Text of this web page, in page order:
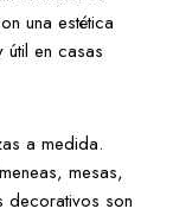
una estética
útil en casas
a medida.
mesas,
decorativos son